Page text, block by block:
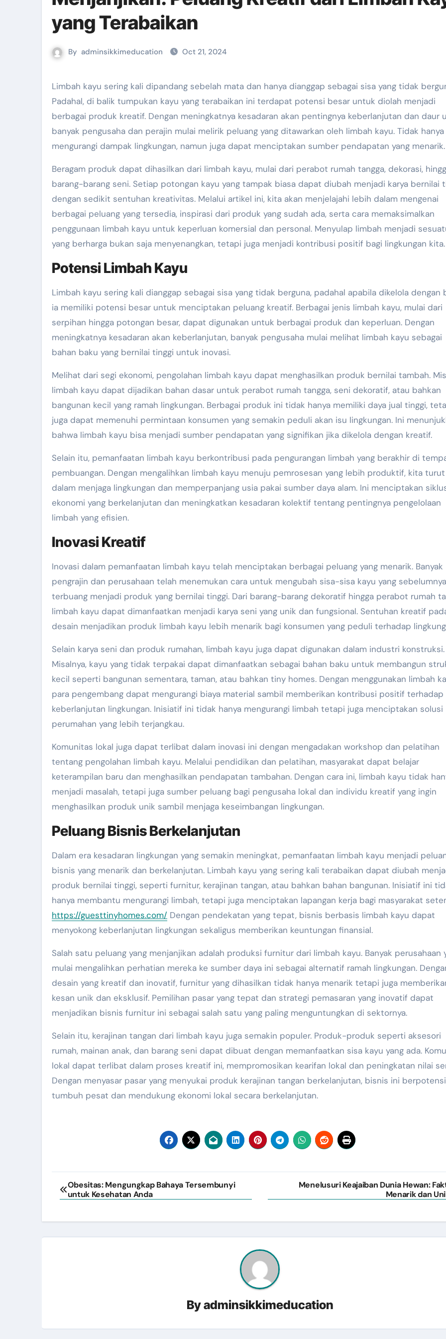
yang Terabaikan
By adminsikkimeducation Oct 21, 2024
Limbah kayu sering kali dipandang sebelah mata dan hanya dianggap sebagai sisa yang tidak berguna.
Padahal, di balik tumpukan kayu yang terabaikan ini terdapat potensi besar untuk diolah menjadi
berbagai produk kreatif. Dengan meningkatnya kesadaran akan pentingnya keberlanjutan dan daur
banyak pengusaha dan perajin mulai melirik peluang yang ditawarkan oleh limbah kayu. Tidak
mengurangi dampak lingkungan, namun juga dapat menciptakan sumber pendapatan yang menarik.
Beragam produk dapat dihasilkan dari limbah kayu, mulai dari perabot rumah tangga, dekorasi,
barang-barang seni. Setiap potongan kayu yang tampak biasa dapat diubah menjadi karya bernilai
dengan sedikit sentuhan kreativitas. Melalui artikel ini, kita akan menjelajahi lebih dalam mengenai
berbagai peluang yang tersedia, inspirasi dari produk yang sudah ada, serta cara memaksimalkan
penggunaan limbah kayu untuk keperluan komersial dan personal. Menyulap limbah menjadi
yang berharga bukan saja menyenangkan, tetapi juga menjadi kontribusi positif bagi lingkungan kita.
Potensi Limbah Kayu
Limbah kayu sering kali dianggap sebagai sisa yang tidak berguna, padahal apabila dikelola dengan
ia memiliki potensi besar untuk menciptakan peluang kreatif. Berbagai jenis limbah kayu, mulai dari
serpihan hingga potongan besar, dapat digunakan untuk berbagai produk dan keperluan. Dengan
meningkatnya kesadaran akan keberlanjutan, banyak pengusaha mulai melihat limbah kayu sebagai
bahan baku yang bernilai tinggi untuk inovasi.
Melihat dari segi ekonomi, pengolahan limbah kayu dapat menghasilkan produk bernilai tambah.
limbah kayu dapat dijadikan bahan dasar untuk perabot rumah tangga, seni dekoratif, atau bahkan
bangunan kecil yang ramah lingkungan. Berbagai produk ini tidak hanya memiliki daya jual tinggi,
juga dapat memenuhi permintaan konsumen yang semakin peduli akan isu lingkungan. Ini
bahwa limbah kayu bisa menjadi sumber pendapatan yang signifikan jika dikelola dengan kreatif.
Selain itu, pemanfaatan limbah kayu berkontribusi pada pengurangan limbah yang berakhir di
pembuangan. Dengan mengalihkan limbah kayu menuju pemrosesan yang lebih produktif, kita
dalam menjaga lingkungan dan memperpanjang usia pakai sumber daya alam. Ini menciptakan
ekonomi yang berkelanjutan dan meningkatkan kesadaran kolektif tentang pentingnya pengelolaan
limbah yang efisien.
Inovasi Kreatif
Inovasi dalam pemanfaatan limbah kayu telah menciptakan berbagai peluang yang menarik. Banyak
pengrajin dan perusahaan telah menemukan cara untuk mengubah sisa-sisa kayu yang sebelumnya
terbuang menjadi produk yang bernilai tinggi. Dari barang-barang dekoratif hingga perabot rumah
limbah kayu dapat dimanfaatkan menjadi karya seni yang unik dan fungsional. Sentuhan kreatif
desain menjadikan produk limbah kayu lebih menarik bagi konsumen yang peduli terhadap
Selain karya seni dan produk rumahan, limbah kayu juga dapat digunakan dalam industri konstruksi.
Misalnya, kayu yang tidak terpakai dapat dimanfaatkan sebagai bahan baku untuk membangun
kecil seperti bangunan sementara, taman, atau bahkan tiny homes. Dengan menggunakan limbah
para pengembang dapat mengurangi biaya material sambil memberikan kontribusi positif terhadap
keberlanjutan lingkungan. Inisiatif ini tidak hanya mengurangi limbah tetapi juga menciptakan solusi
perumahan yang lebih terjangkau.
Komunitas lokal juga dapat terlibat dalam inovasi ini dengan mengadakan workshop dan pelatihan
tentang pengolahan limbah kayu. Melalui pendidikan dan pelatihan, masyarakat dapat belajar
keterampilan baru dan menghasilkan pendapatan tambahan. Dengan cara ini, limbah kayu tidak
menjadi masalah, tetapi juga sumber peluang bagi pengusaha lokal dan individu kreatif yang ingin
menghasilkan produk unik sambil menjaga keseimbangan lingkungan.
Peluang Bisnis Berkelanjutan
Dalam era kesadaran lingkungan yang semakin meningkat, pemanfaatan limbah kayu menjadi
bisnis yang menarik dan berkelanjutan. Limbah kayu yang sering kali terabaikan dapat diubah
produk bernilai tinggi, seperti furnitur, kerajinan tangan, atau bahkan bahan bangunan. Inisiatif ini
hanya membantu mengurangi limbah, tetapi juga menciptakan lapangan kerja bagi masyarakat
https://guesttinyhomes.com/ Dengan pendekatan yang tepat, bisnis berbasis limbah kayu dapat
menyokong keberlanjutan lingkungan sekaligus memberikan keuntungan finansial.
Salah satu peluang yang menjanjikan adalah produksi furnitur dari limbah kayu. Banyak perusahaan
mulai mengalihkan perhatian mereka ke sumber daya ini sebagai alternatif ramah lingkungan.
desain yang kreatif dan inovatif, furnitur yang dihasilkan tidak hanya menarik tetapi juga
kesan unik dan eksklusif. Pemilihan pasar yang tepat dan strategi pemasaran yang inovatif dapat
menjadikan bisnis furnitur ini sebagai salah satu yang paling menguntungkan di sektornya.
Selain itu, kerajinan tangan dari limbah kayu juga semakin populer. Produk-produk seperti aksesori
rumah, mainan anak, dan barang seni dapat dibuat dengan memanfaatkan sisa kayu yang ada.
lokal dapat terlibat dalam proses kreatif ini, mempromosikan kearifan lokal dan peningkatan nilai
Dengan menyasar pasar yang menyukai produk kerajinan tangan berkelanjutan, bisnis ini berpotensi
tumbuh pesat dan mendukung ekonomi lokal secara berkelanjutan.
Post
navigation
Obesitas: Mengungkap Bahaya Tersembunyi
untuk Kesehatan Anda
Menelusuri Keajaiban Dunia Hewan:
Menarik dan
Byadminsikkimeducation